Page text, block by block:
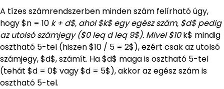
A tízes számrendszerben minden szám felírható úgy,
hogy $n = 10 k + d$, ahol $k$ egy egész szám, $d$ pedig
az utolsó számjegy ($0 leq d leq 9$). Mivel $10k$ mindig
osztható 5-tel (hiszen $10 / 5 = 2$), ezért csak az utolsó
számjegy, $d$, számít. Ha $d$ maga is osztható 5-tel
(tehát $d = 0$ vagy $d = 5$), akkor az egész szám is
osztható 5-tel.